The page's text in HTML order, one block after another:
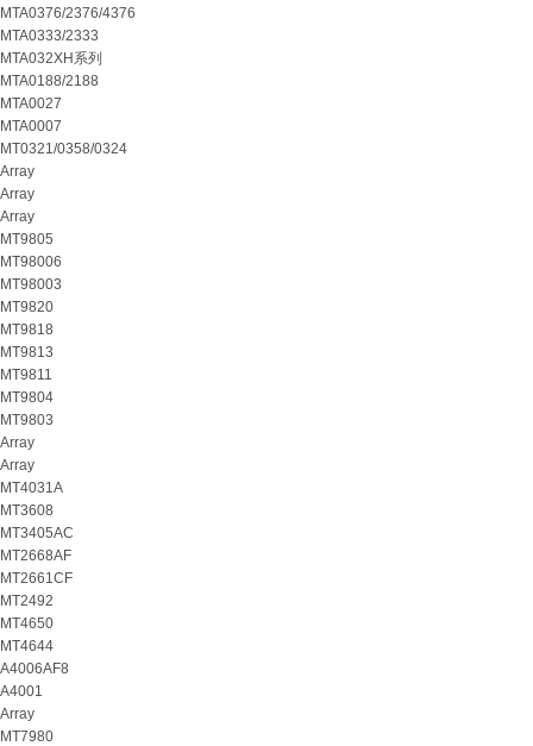
MTA0376/2376/4376
MTA0333/2333
MTA032XH系列
MTA0188/2188
MTA0027
MTA0007
MT0321/0358/0324
Array
Array
Array
MT9805
MT98006
MT98003
MT9820
MT9818
MT9813
MT9811
MT9804
MT9803
Array
Array
MT4031A
MT3608
MT3405AC
MT2668AF
MT2661CF
MT2492
MT4650
MT4644
A4006AF8
A4001
Array
MT7980